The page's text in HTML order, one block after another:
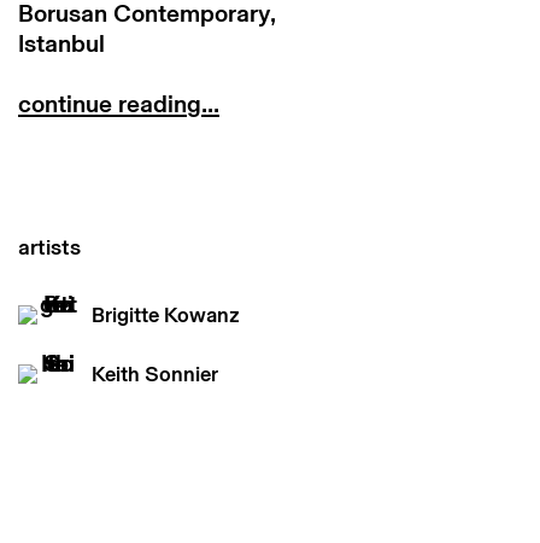
Borusan Contemporary,
Istanbul
continue reading...
artists
Brigitte Kowanz
Keith Sonnier